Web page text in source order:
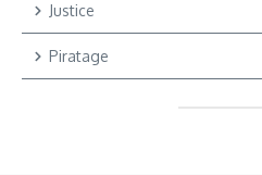
Justice
Piratage